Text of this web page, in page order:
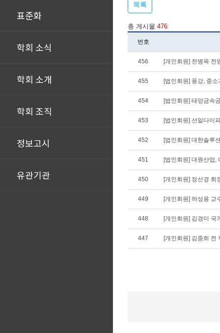
표준화
학회 소식
학회 소개
학회 조직
정보고시
유관기관
목록
총 게시물 476
번호
456 [개인회원] 전병욱 전
455 [법인회원] 풍강, 중
454 [법인회원] 태양금속
453 [법인회원] 선일다이
452 [법인회원] 대한솔루
451 [법인회원] 대원산업,
450 [개인회원] 정선경 회
449 [개인회원] 하성용 교
448 [개인회원] 김경미 국
447 [개인회원] 김중희 전